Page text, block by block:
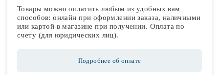
Товары можно оплатить любым из удобных вам
способов: онлайн при оформлении заказа, наличными
или картой в магазине при получении. Оплата по
счету (для юридических лиц).
Подробнее об оплате